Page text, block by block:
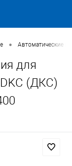
• Автоматические
для
(ДКС)